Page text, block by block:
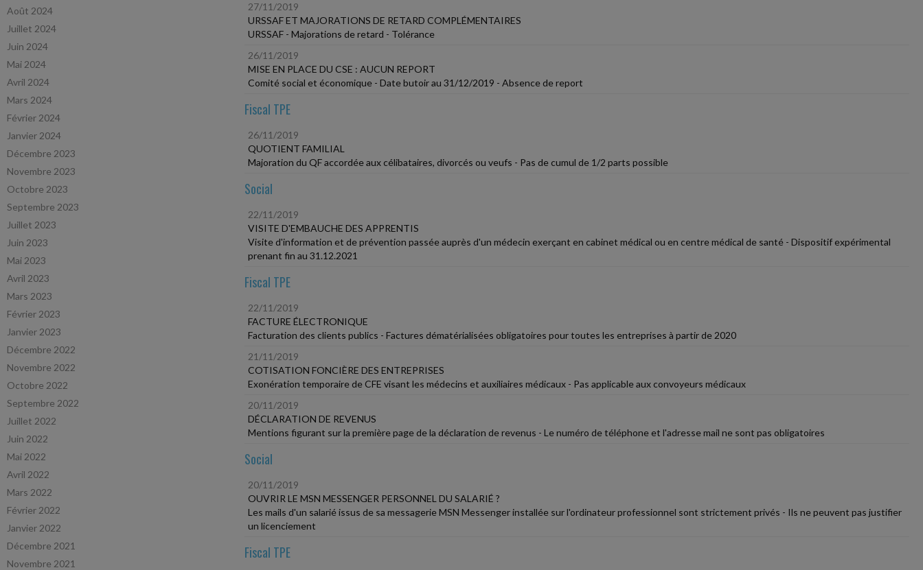
Août 2024
Juillet 2024
Juin 2024
Mai 2024
Avril 2024
Mars 2024
Février 2024
Janvier 2024
Décembre 2023
Novembre 2023
Octobre 2023
Septembre 2023
Juillet 2023
Juin 2023
Mai 2023
Avril 2023
Mars 2023
Février 2023
Janvier 2023
Décembre 2022
Novembre 2022
Octobre 2022
Septembre 2022
Juillet 2022
Juin 2022
Mai 2022
Avril 2022
Mars 2022
Février 2022
Janvier 2022
Décembre 2021
Novembre 2021
27/11/2019
URSSAF ET MAJORATIONS DE RETARD COMPLÉMENTAIRES
URSSAF - Majorations de retard - Tolérance
26/11/2019
MISE EN PLACE DU CSE : AUCUN REPORT
Comité social et économique - Date butoir au 31/12/2019 - Absence de report
Fiscal TPE
26/11/2019
QUOTIENT FAMILIAL
Majoration du QF accordée aux célibataires, divorcés ou veufs - Pas de cumul de 1/2 parts possible
Social
22/11/2019
VISITE D'EMBAUCHE DES APPRENTIS
Visite d'information et de prévention passée auprès d'un médecin exerçant en cabinet médical ou en centre médical de santé - Dispositif expérimental
prenant fin au 31.12.2021
Fiscal TPE
22/11/2019
FACTURE ÉLECTRONIQUE
Facturation des clients publics - Factures dématérialisées obligatoires pour toutes les entreprises à partir de 2020
21/11/2019
COTISATION FONCIÈRE DES ENTREPRISES
Exonération temporaire de CFE visant les médecins et auxiliaires médicaux - Pas applicable aux convoyeurs médicaux
20/11/2019
DÉCLARATION DE REVENUS
Mentions figurant sur la première page de la déclaration de revenus - Le numéro de téléphone et l'adresse mail ne sont pas obligatoires
Social
20/11/2019
OUVRIR LE MSN MESSENGER PERSONNEL DU SALARIÉ ?
Les mails d'un salarié issus de sa messagerie MSN Messenger installée sur l'ordinateur professionnel sont strictement privés - Ils ne peuvent pas justifier
un licenciement
Fiscal TPE